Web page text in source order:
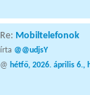
Re: Mobiltelefonok
írta @@udjsY
@ hétfő, 2026. április 6.,